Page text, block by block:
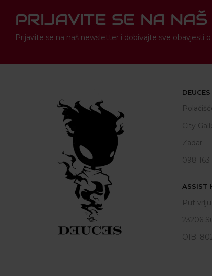
PRIJAVITE SE NA
Prijavite se na naš newsletter i dobivajte sve obavjesti
DEUCES
City
Zadar
098 163
ASSIST
Put
23206
OIB: